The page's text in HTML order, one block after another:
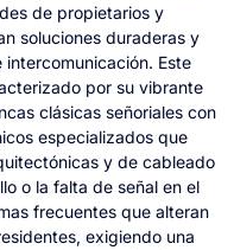
de propietarios y
soluciones duraderas y
Este
por su vibrante
clásicas señoriales con
especializados que
y de cableado
o la falta de señal en el
frecuentes que alteran
exigiendo una